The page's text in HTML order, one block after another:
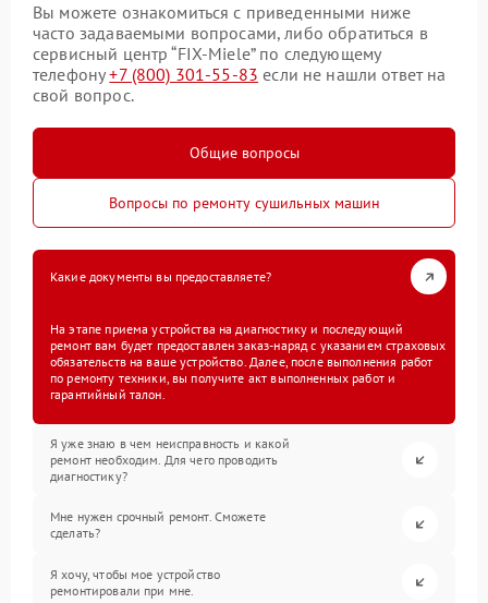
Вы можете ознакомиться с приведенными ниже
часто задаваемыми вопросами, либо обратиться в
сервисный центр “FIX-Miele” по следующему
телефону+7 (800) 301-55-83 если не нашли ответ на
свой вопрос.
Общие вопросы
Вопросы по ремонту сушильных машин
Какие документы вы предоставляете?
На этапе приема устройства на диагностику и последующий
ремонт вам будет предоставлен заказ-наряд с указанием страховых
обязательств на ваше устройство. Далее, после выполнения работ
по ремонту техники, вы получите акт выполненных работ и
гарантийный талон.
Я уже знаю в чем неисправность и какой
ремонт необходим. Для чего проводить
диагностику?
Мне нужен срочный ремонт. Сможете
сделать?
Я хочу, чтобы мое устройство
ремонтировали при мне.